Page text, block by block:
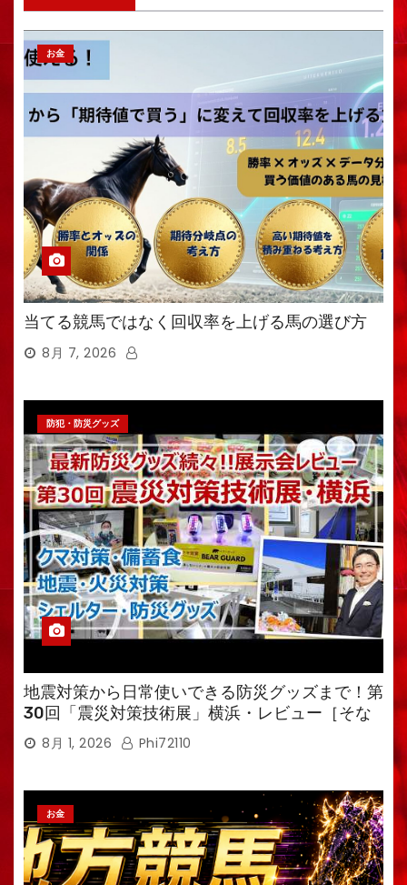
お金
当てる競馬ではなく回収率を上げる馬の選び方
8月 7, 2026
防犯・防災グッズ
地震対策から日常使いできる防災グッズまで！第
30回「震災対策技術展」横浜・レビュー［そな
えるTV・高荷智也］
8月 1, 2026 Phi72110
お金